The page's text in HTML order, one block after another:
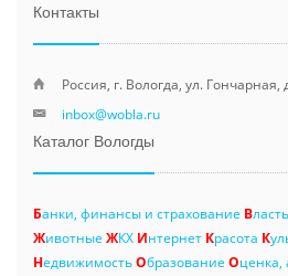
Контакты
Россия, г. Вологда, ул. Гончарная,
inbox@wobla.ru
Каталог Вологды
Банки, финансы и страхование В
Животные ЖКХ Интернет Красота К
НедвижимостьОбразование Оценка,